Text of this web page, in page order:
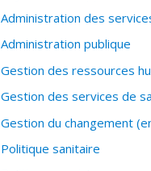
Administration des
Administration publique
Gestion des ressources
Gestion des services de
Gestion du changement
Politique sanitaire